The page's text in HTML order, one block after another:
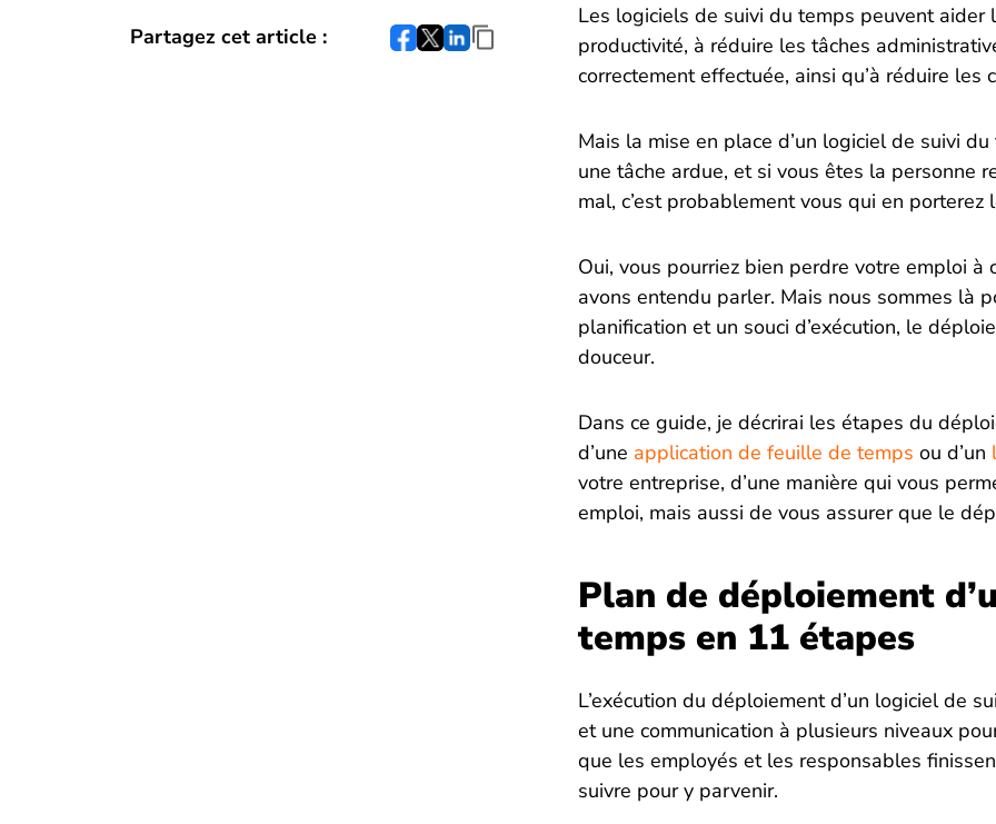
Partagez cet article :
Les logiciels de suivi du temps peuvent aider
productivité, à réduire les tâches
correctement effectuée, ainsi qu’à réduire les
Mais la mise en place d’un logiciel de suivi
une tâche ardue, et si vous êtes la personne
mal, c’est probablement vous qui en porterez
Oui, vous pourriez bien perdre votre emploi à
avons entendu parler. Mais nous sommes là
planification et un souci d’exécution, le
douceur.
Dans ce guide, je décrirai les étapes du
d’une application de feuille de temps ou d’un
votre entreprise, d’une manière qui vous
emploi, mais aussi de vous assurer que le
Plan de déploiement
temps en 11 étapes
L’exécution du déploiement d’un logiciel de
et une communication à plusieurs niveaux
que les employés et les responsables
suivre pour y parvenir.